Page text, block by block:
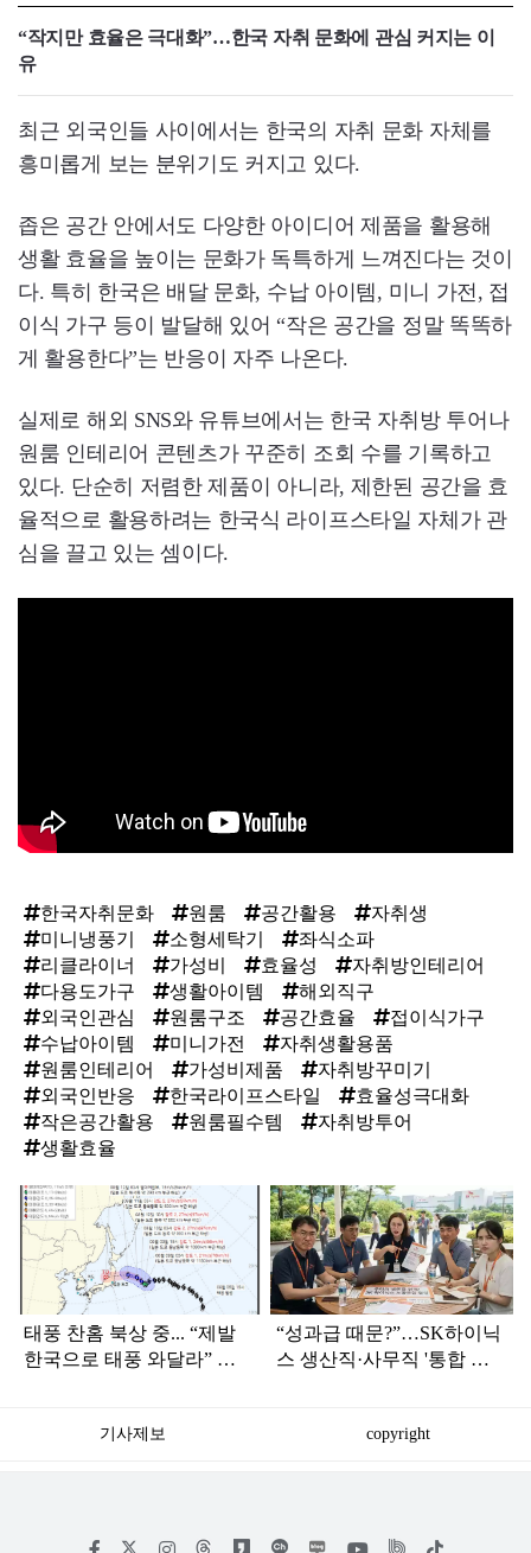
“작지만 효율은 극대화”…한국 자취 문화에 관심 커지는 이
유
최근 외국인들 사이에서는 한국의 자취 문화 자체를
흥미롭게 보는 분위기도 커지고 있다.
좁은 공간 안에서도 다양한 아이디어 제품을 활용해
생활 효율을 높이는 문화가 독특하게 느껴진다는 것이
다. 특히 한국은 배달 문화, 수납 아이템, 미니 가전, 접
이식 가구 등이 발달해 있어 “작은 공간을 정말 똑똑하
게 활용한다”는 반응이 자주 나온다.
실제로 해외 SNS와 유튜브에서는 한국 자취방 투어나
원룸 인테리어 콘텐츠가 꾸준히 조회 수를 기록하고
있다. 단순히 저렴한 제품이 아니라, 제한된 공간을 효
율적으로 활용하려는 한국식 라이프스타일 자체가 관
심을 끌고 있는 셈이다.
한국자취문화 원룸 공간활용
자취생
미니냉풍기
소형세탁기
좌식소파
리클라이너
가성비 효율성
자취방인테리어
다용도가구
생활아이템
해외직구
외국인관심
원룸구조 공간효율
접이식가구
수납아이템
미니가전
자취생활용품
원룸인테리어
가성비제품
자취방꾸미기
외국인반응
한국라이프스타일
효율성극대화
작은공간활용
원룸필수템
자취방투어
생활효율
탑
라
인
태풍 찬홈 북상 중... “제발
한국으로 태풍 와달라” 말
“성과급 때문?”…SK하이닉
스 생산직·사무직 '통합 노
기사제보 copyright
페 인 위 틱